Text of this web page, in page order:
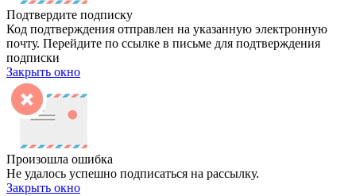
Подтвердите подписку
Код подтверждения отправлен на указанную электронную
почту. Перейдите по ссылке в письме для подтверждения
подписки
Закрыть окно
Произошла ошибка
Не удалось успешно подписаться на рассылку.
Закрыть окно